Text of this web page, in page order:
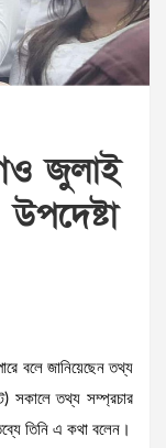
জুলাই
বলে জানিয়েছেন তথ্য
সকালে তথ্য সম্প্রচার
তিনি এ কথা বলেন।